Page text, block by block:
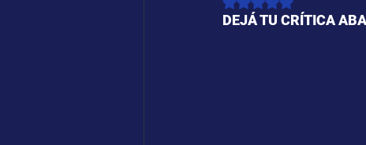
DEJÁ TU CRÍTICA